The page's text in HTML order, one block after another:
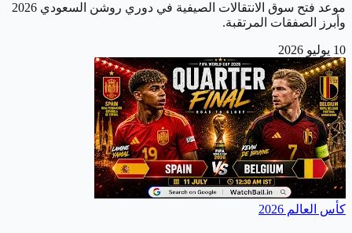
موعد فتح سوق الانتقالات الصيفية في دوري روشن السعودي 2026
وأبرز الصفقات المرتقبة.
10 يوليو 2026
كأس العالم 2026